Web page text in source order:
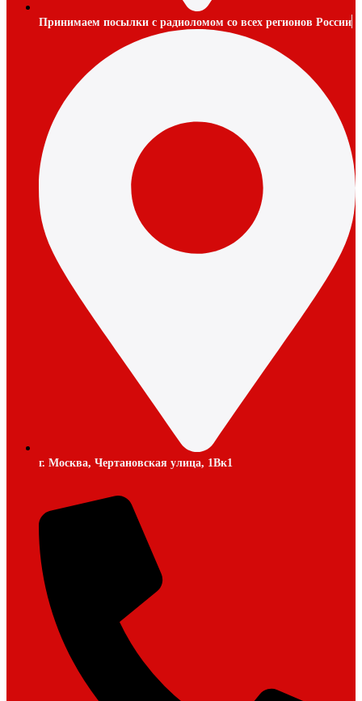
Принимаем посылки с радиоломом со всех регионов России
г. Москва, Чертановская улица, 1Вк1